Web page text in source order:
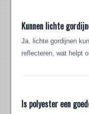
Kunnen lichte
Ja, lichte gordijnen
reflecteren, wat helpt
Is polyester een